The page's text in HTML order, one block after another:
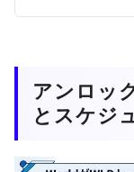
アンロッ
とスケジ